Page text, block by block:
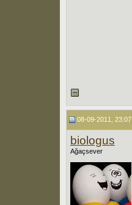
08-09-2011, 23:07
biologus
Ağaçsever